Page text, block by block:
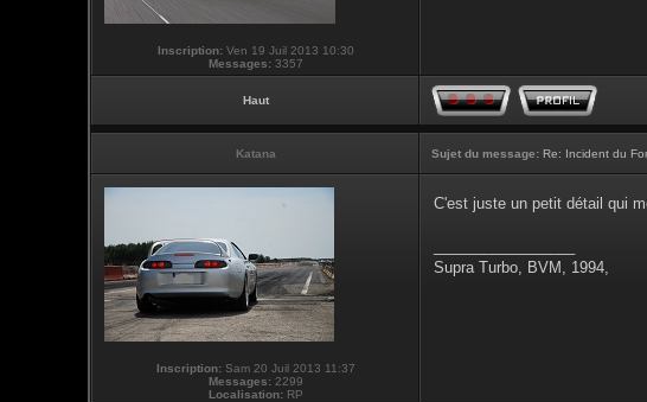
Inscription:Ven 19 Juil 2013 10:30
Messages:3357
Haut
Katana Sujet du message: Re: Incident du
Inscription:Sam 20 Juil 2013 11:37
Messages:2299
Localisation:RP
C'est juste un petit détail qui
Supra Turbo, BVM, 1994,